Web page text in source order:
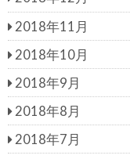
2018年11月
2018年10月
2018年9月
2018年8月
2018年7月